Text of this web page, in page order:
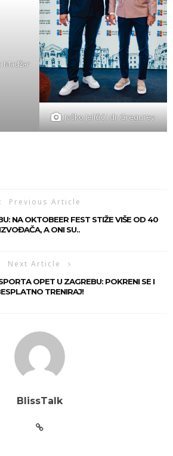
Madžar
Joško Jeličić i dr. Gregurev
Previous Article
NA OKTOBEER FEST STIŽE VIŠE OD 40
IZVOĐAČA, A ONI SU..
Next Article
OPET U ZAGREBU: POKRENI SE I
TRENIRAJ!
BlissTalk